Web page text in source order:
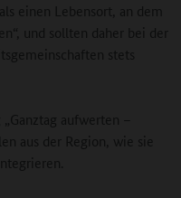
einen Lebensort, an dem
und sollten daher bei der
stets
aufwerten –
aus der Region, wie sie